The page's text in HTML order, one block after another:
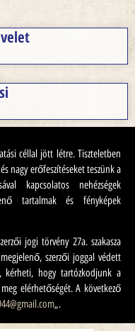
céllal jött létre. Tiszteletben
nagy erőfeszítéseket teszünk a
kapcsolatos nehézségek
tartalmak és fényképek
jogi törvény 27a. szakasza
szerzői joggal védett
kérheti, hogy tartózkodjunk a
elérhetőségét. A következő
„.